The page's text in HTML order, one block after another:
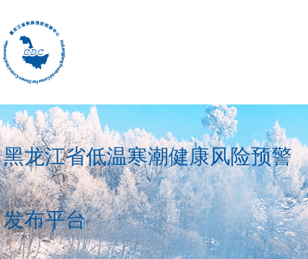
黑龙江省低温寒潮健康风险预警
发布平台